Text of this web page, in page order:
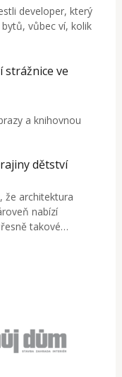
developer, který
vůbec ví, kolik
ve
a knihovnou
dětství
že architektura
nabízí
takové…